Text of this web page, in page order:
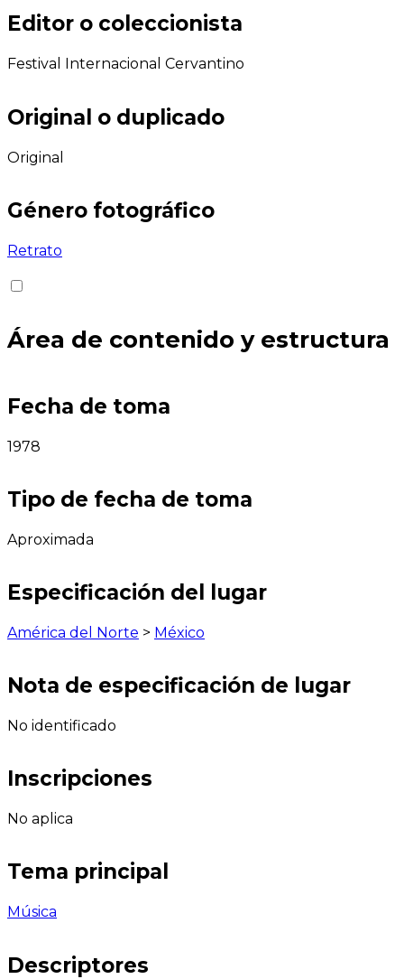
Editor o coleccionista
Festival Internacional Cervantino
Original o duplicado
Original
Género fotográfico
Retrato
Área de contenido y estructura
Fecha de toma
1978
Tipo de fecha de toma
Aproximada
Especificación del lugar
América del Norte > México
Nota de especificación de lugar
No identificado
Inscripciones
No aplica
Tema principal
Música
Descriptores